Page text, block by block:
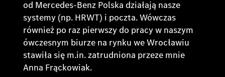
od Mercedes-Benz Polska działają nasze
systemy (np. HRWT) i poczta. Wówczas
również po raz pierwszy do pracy w naszym
ówczesnym biurze na rynku we Wrocławiu
stawiła się m.in. zatrudniona przeze mnie
Anna Frąckowiak.